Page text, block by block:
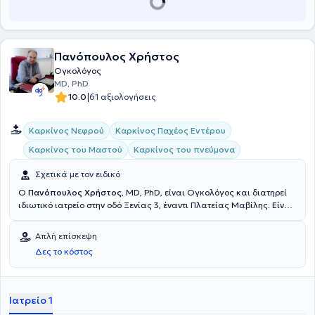
Πανόπουλος Χρήστος
Ογκολόγος
MD, PhD
10.0|61 αξιολογήσεις
Καρκίνος Νεφρού
Καρκίνος Παχέος Εντέρου
Καρκίνος του Μαστού
Καρκίνος του πνεύμονα
Σχετικά με τον ειδικό
Ο Πανόπουλος Χρήστος, MD, PhD, είναι Ογκολόγος και διατηρεί
ιδιωτικό ιατρείο στην οδό Ξενίας 3, έναντι Πλατείας Μαβίλης. Είναι
Είναι Διδάκτωρ του Εθνικού και Καποδιστριακού Πανεπιστημίου
Αθηνών με Διδακτορική Διατριβή με θέμα: "Χορήγηση από του
στόματος ετοποσίδης και εστραμουστίνης σε ασθενείς με
ορμονοάντοχο καρκίνο του προστάτη". Έλαβε το πτυχίο της Ιατρικής
με βαθμό Άριστα. Εργάσθηκε σαν Ερευνητής στο ίδιο Πανεπιστήμιο.
Ακολούθως, μετά την υποχρεωτική υπηρεσία υπαίθρου στην
Απλή επίσκεψη
Δες το κόστος
Ιατρείο 1